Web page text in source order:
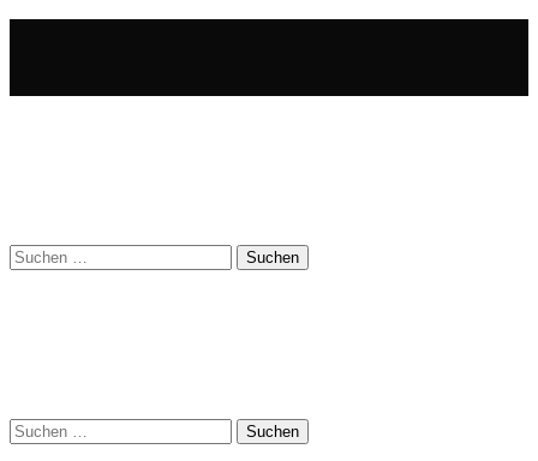
Suchen
nach:
Suchen
nach: